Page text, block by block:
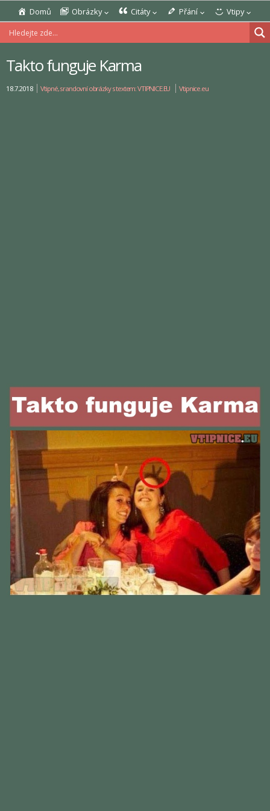
Domů Obrázky Citáty Přání Vtipy
Takto funguje Karma
18.7.2018 Vtipné, srandovní obrázky s textem: VTIPNICE.EU Vtipnice.eu